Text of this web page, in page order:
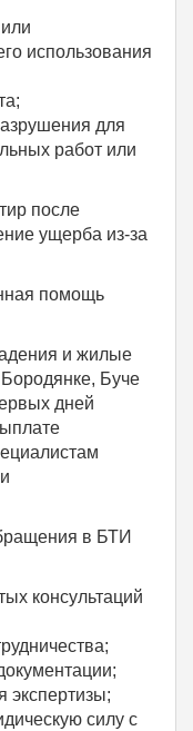
использования
для
работ или
после
ущерба из-за
помощь
и жилые
Буче
дней
в БТИ
консультаций
экспертизы;
силу с